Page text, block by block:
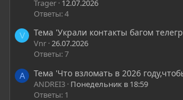
Trager 12.07.2026
Ответы: 4
V Тема 'Украли контакты багом
Vnr 26.07.2026
Ответы: 7
A Тема 'Что взломать в 2026
ANDREI3 Понедельник в 18:59
Ответы: 1